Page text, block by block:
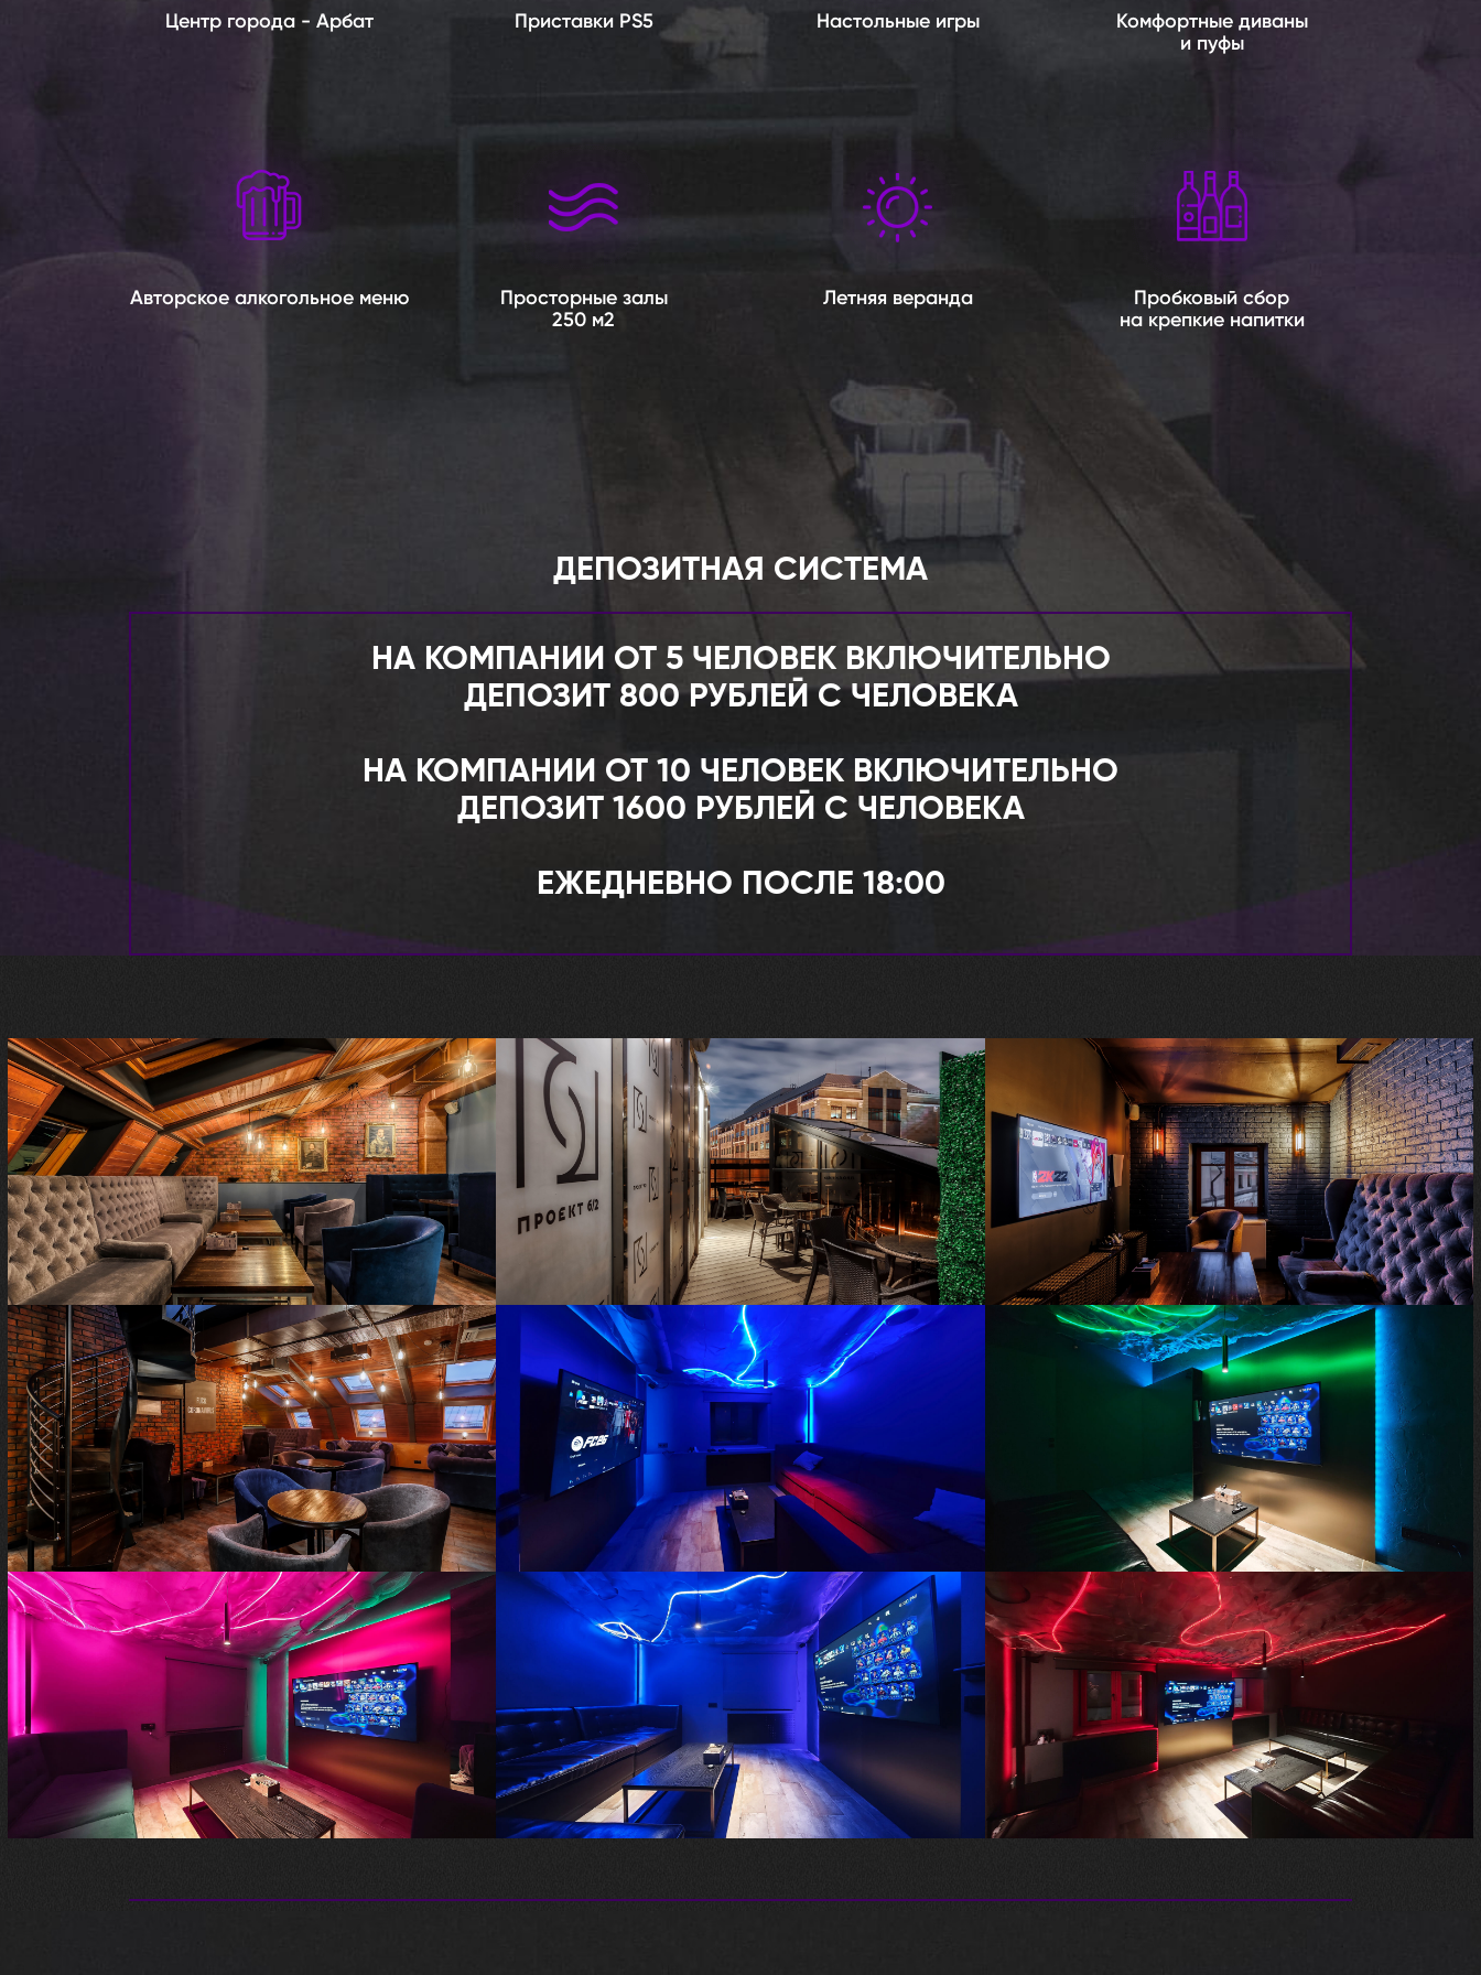
Центр города - Арбат Приставки PS5 Настольные игры
Комфортные диваны
и пуфы
Авторское алкогольное меню
Просторные залы
250 м2
Летняя веранда
Пробковый сбор
на крепкие напитки
ДЕПОЗИТНАЯ СИСТЕМА
НА КОМПАНИИ ОТ 5 ЧЕЛОВЕК ВКЛЮЧИТЕЛЬНО
ДЕПОЗИТ 800 РУБЛЕЙ С ЧЕЛОВЕКА
НА КОМПАНИИ ОТ 10 ЧЕЛОВЕК ВКЛЮЧИТЕЛЬНО
ДЕПОЗИТ 1600 РУБЛЕЙ С ЧЕЛОВЕКА
ЕЖЕДНЕВНО ПОСЛЕ 18:00